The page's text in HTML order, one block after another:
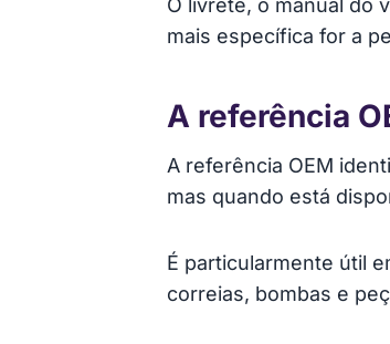
mais específica for a
A referência
A referência OEM
mas quando está
É particularmente útil
correias, bombas e